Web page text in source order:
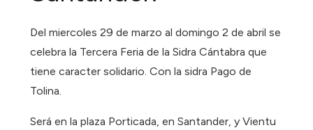
Del miercoles 29 de marzo al domingo 2 de abril se
celebra la Tercera Feria de la Sidra Cántabra que
tiene caracter solidario. Con la sidra Pago de
Tolina.
Será en la plaza Porticada, en Santander, y Vientu